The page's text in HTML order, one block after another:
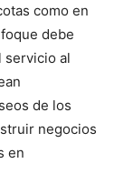
como en
debe
servicio al
de los
negocios
en